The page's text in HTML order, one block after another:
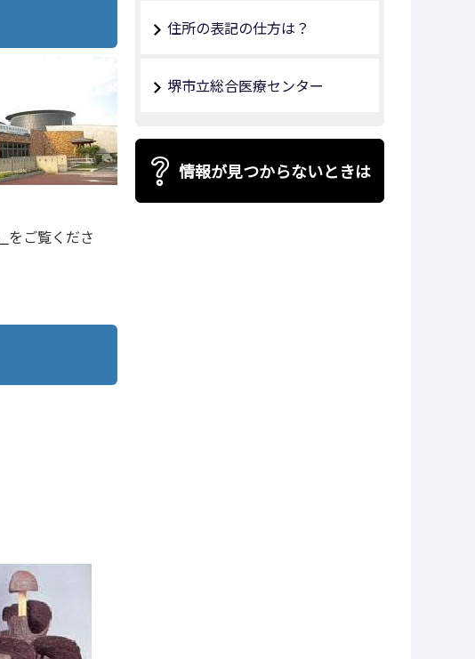
をご覧くださ
住所の表記の仕方は？
堺市立総合医療センター
情報が見つからないときは